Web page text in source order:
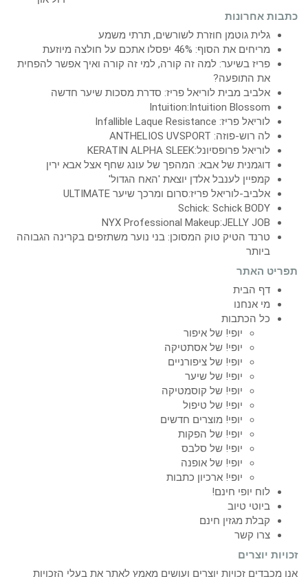
כתבות אחרונות
גלית גוטמן חוזרת לשורשים, תרתי משמע
מריחים את הסוף: 46% יפסלו אתכם על חולצה מיוזעת
פריז בשיער: למה זה קורה, למי זה קורה ואיך אפשר להפחית
את התופעה?
אלביב מבית לוריאל פריז: סדרת מסכות שיער חדשה
Intuition:Intuition Blossom
לוריאל פריז: Infallible Laque Resistance
לה רוש-פוזה: ANTHELIOS UVSPORT
לוריאל פרופסיונל:KERATIN ALPHA SLEEK
דוגמנית של אבא: המהפך של עונג שחף אצל אבא ירין
קמפיין לענבל אלדן יוצאת 'האח הגדול'
אלביב-לוריאל פריז:סרום ומרכך שיער ULTIMATE
Schick: Schick BODY
NYX Professional Makeup:JELLY JOB
טרנד הטיק טוק המסוכן: בני נוער משתזפים בקרינה הגבוהה
ביותר
תפריט האתר
דף הבית
מי אנחנו
כל הכתבות
יופי! של איפור
יופי! של אסתטיקה
יופי! של ציפורניים
יופי! של שיער
יופי! של קוסמטיקה
יופי! של טיפול
יופי! מוצרים חדשים
יופי! של הפקות
יופי! של סלבס
יופי! של אופנה
יופי! ארכיון כתבות
לוח יופי חינם!
ביוטי טיוב
קבלת מגזין חינם
צרו קשר
זכויות יוצרים
אנו מכבדים זכויות יוצרים ועושים מאמץ לאתר את בעלי הזכויות